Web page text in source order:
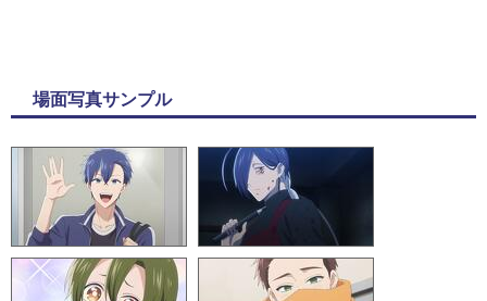
場面写真サンプル